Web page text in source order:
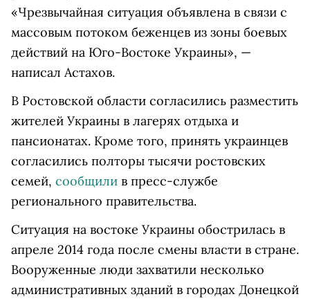
«Чрезвычайная ситуация объявлена в связи с
массовым потоком беженцев из зоны боевых
действий на Юго-Востоке Украины», —
написал Астахов.
В Ростовской области согласились разместить
жителей Украины в лагерях отдыха и
пансионатах. Кроме того, принять украинцев
согласились полторы тысячи ростовских
семей, сообщили в пресс-службе
регионального правительства.
Ситуация на востоке Украины обострилась в
апреле 2014 года после смены власти в стране.
Вооруженные люди захватили несколько
административных зданий в городах Донецкой